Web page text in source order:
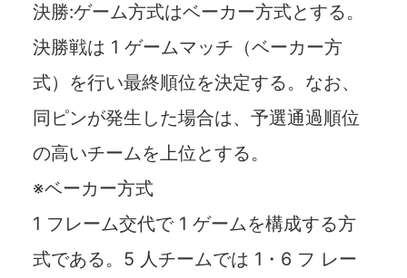
決勝:ゲーム方式はベーカー方式とする。
決勝戦は 1 ゲームマッチ（ベーカー方
式）を行い最終順位を決定する。なお、
同ピンが発生した場合は、予選通過順位
の高いチームを上位とする。
※ベーカー方式
1 フレーム交代で 1 ゲームを構成する方
式である。5 人チームでは 1・6 フ レー